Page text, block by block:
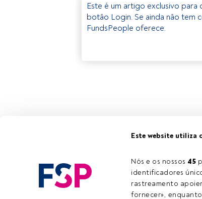
Este website utiliza
Nós e os nossos 45
identificadores
rastreamento
fornecer»,
Este é um artigo exclusivo
botão Login. Se ainda não tem
FundsPeople oferece.